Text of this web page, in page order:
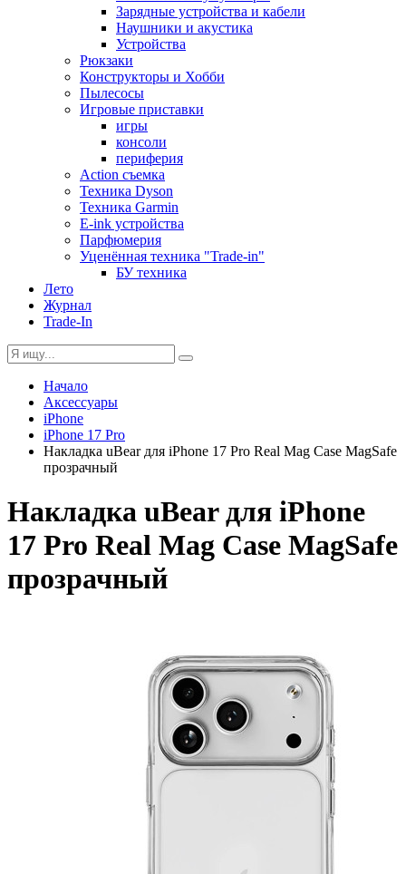
Зарядные устройства и кабели
Наушники и акустика
Устройства
Рюкзаки
Конструкторы и Хобби
Пылесосы
Игровые приставки
игры
консоли
периферия
Action съемка
Техника Dyson
Техника Garmin
E-ink устройства
Парфюмерия
Уценённая техника "Trade-in"
БУ техника
Лето
Журнал
Trade-In
Начало
Аксессуары
iPhone
iPhone 17 Pro
Накладка uBear для iPhone 17 Pro Real Mag Case MagSafe
прозрачный
Накладка uBear для iPhone
17 Pro Real Mag Case MagSafe
прозрачный